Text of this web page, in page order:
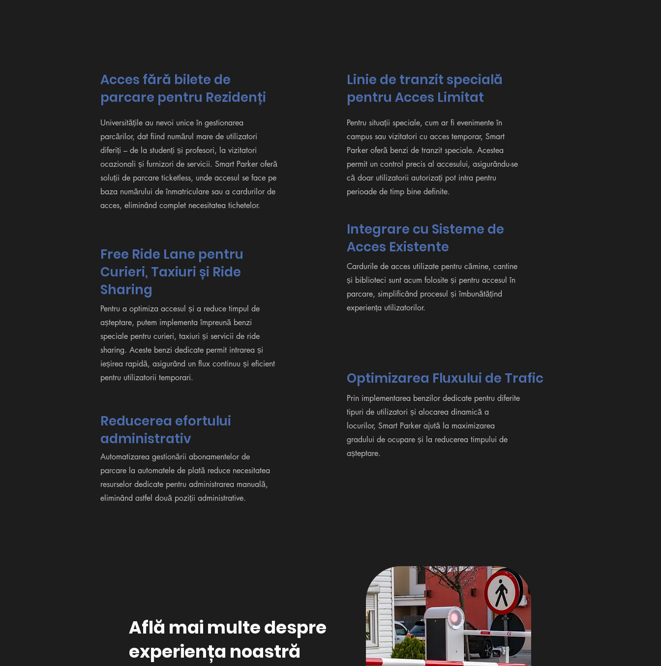
Acces fără bilete de
parcare pentru Rezidenți
Universitățile au nevoi unice în gestionarea
parcărilor, dat fiind numărul mare de utilizatori
diferiți – de la studenți și profesori, la vizitatori
ocazionali și furnizori de servicii. Smart Parker oferă
soluții de parcare ticketless, unde accesul se face pe
baza numărului de înmatriculare sau a cardurilor de
acces, eliminând complet necesitatea tichetelor.
Free Ride Lane pentru
Curieri, Taxiuri și Ride
Sharing
Pentru a optimiza accesul și a reduce timpul de
așteptare, putem implementa împreună benzi
speciale pentru curieri, taxiuri și servicii de ride
sharing. Aceste benzi dedicate permit intrarea și
ieșirea rapidă, asigurând un flux continuu și eficient
pentru utilizatorii temporari.
Reducerea efortului
administrativ
Automatizarea gestionării abonamentelor de
parcare la automatele de plată reduce necesitatea
resurselor dedicate pentru administrarea manuală,
eliminând astfel două poziții administrative.
Linie de tranzit specială
pentru Acces Limitat
Pentru situații speciale, cum ar fi evenimente în
campus sau vizitatori cu acces temporar, Smart
Parker oferă benzi de tranzit speciale. Acestea
permit un control precis al accesului, asigurându-se
că doar utilizatorii autorizați pot intra pentru
perioade de timp bine definite.
Integrare cu Sisteme de
Acces Existente
Cardurile de acces utilizate pentru cămine, cantine
și biblioteci sunt acum folosite și pentru accesul în
parcare, simplificând procesul și îmbunătățind
experiența utilizatorilor.
Optimizarea Fluxului de Trafic
Prin implementarea benzilor dedicate pentru diferite
tipuri de utilizatori și alocarea dinamică a
locurilor, Smart Parker ajută la maximizarea
gradului de ocupare și la reducerea timpului de
așteptare.
Află mai multe despre
experiența noastră